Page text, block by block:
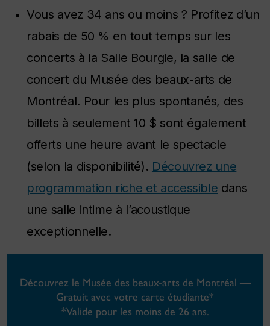
Vous avez 34 ans ou moins ? Profitez d’un
rabais de 50 % en tout temps sur les
concerts à la Salle Bourgie, la salle de
concert du Musée des beaux-arts de
Montréal. Pour les plus spontanés, des
billets à seulement 10 $ sont également
offerts une heure avant le spectacle
(selon la disponibilité). Découvrez une
programmation riche et accessible dans
une salle intime à l’acoustique
exceptionnelle.
Découvrez le Musée des beaux-arts de Montréal —
Gratuit avec votre carte étudiante*
*Valide pour les moins de 26 ans.